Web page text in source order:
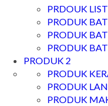
PRDOUK
PRODUK
PRODUK
PRODUK
PRODUK 2
PRODUK
PRODUK
PRODUK